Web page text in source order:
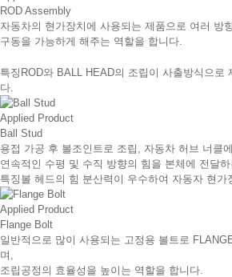
ROD Assembly
자동차의 현가장치에 사용되는 제품으로 여러 방
구동을 가능하게 해주는 역할을 합니다.
특징 ROD와 BALL HEAD의 조립이 사출방식으로
다.
Applied Product
Ball Stud
용접 가공 후 볼조인트로 조립, 자동차 허브 너클
연속적인 수평 및 수직 방향의 힘을 본체에 전달
특징 볼 헤드의 힘 분산력이 우수하여 자동자 현가
Applied Product
Flange Bolt
일반적으로 많이 사용되는 고정용 볼트로
며,
조립공정의 효율성을 높이는 역할을 합니다.